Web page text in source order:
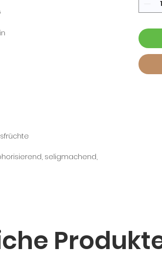
seligmachend,